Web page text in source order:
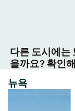
다른 도시에는
을까요? 확인
뉴욕